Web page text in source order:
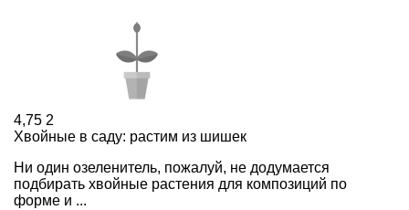
4,75 2
Хвойные в саду: растим из шишек
Ни один озеленитель, пожалуй, не додумается
подбирать хвойные растения для композиций по
форме и ...